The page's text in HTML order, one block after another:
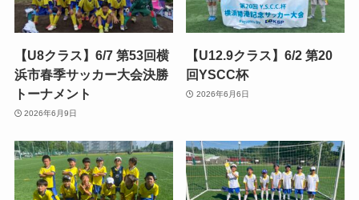
【U8クラス】6/7 第53回横
浜市春季サッカー大会決勝
トーナメント
2026年6月9日
【U12.9クラス】6/2 第20
回YSCC杯
2026年6月6日